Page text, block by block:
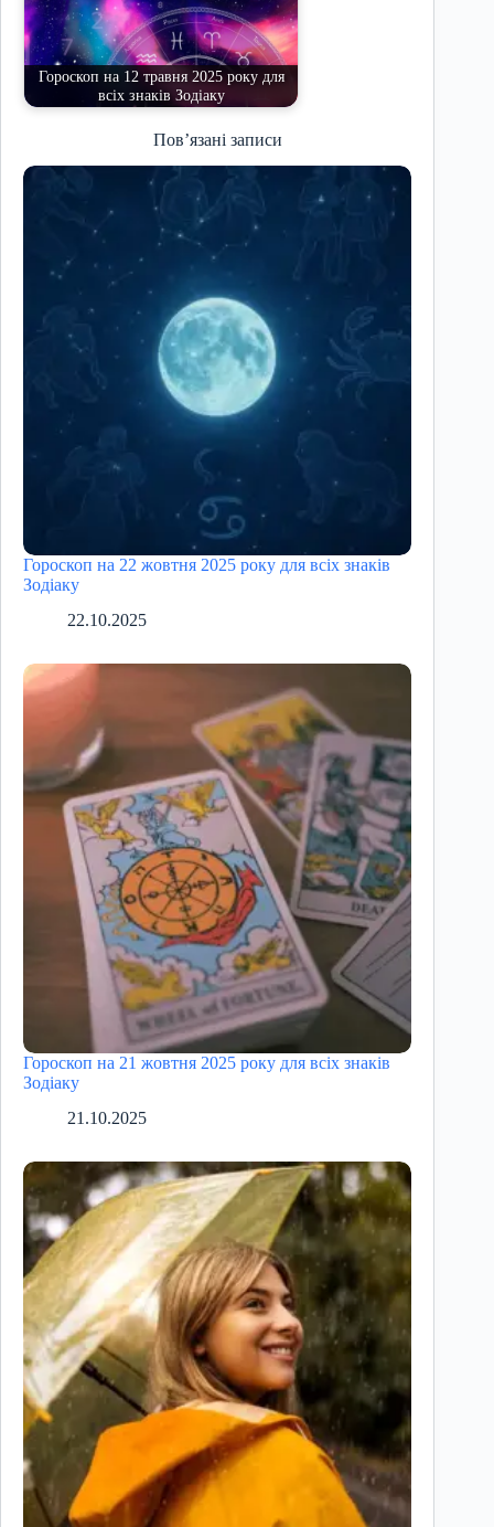
Гороскоп на 12 травня 2025 року для
всіх знаків Зодіаку
Пов’язані записи
Гороскоп на 22 жовтня 2025 року для всіх знаків
Зодіаку
22.10.2025
Гороскоп на 21 жовтня 2025 року для всіх знаків
Зодіаку
21.10.2025